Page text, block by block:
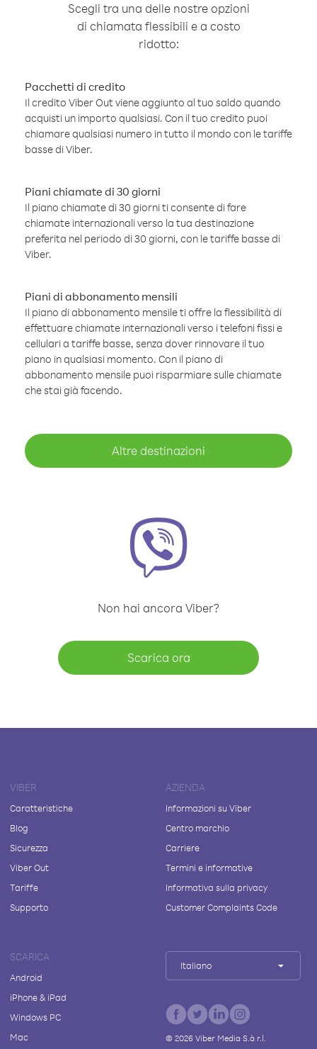
Scegli tra una delle nostre opzioni
di chiamata flessibili e a costo
ridotto:
Pacchetti di credito
Il credito Viber Out viene aggiunto al tuo saldo quando
acquisti un importo qualsiasi. Con il tuo credito puoi
chiamare qualsiasi numero in tutto il mondo con le tariffe
basse di Viber.
Piani chiamate di 30 giorni
Il piano chiamate di 30 giorni ti consente di fare
chiamate internazionali verso la tua destinazione
preferita nel periodo di 30 giorni, con le tariffe basse di
Viber.
Piani di abbonamento mensili
Il piano di abbonamento mensile ti offre la flessibilità di
effettuare chiamate internazionali verso i telefoni fissi e
cellulari a tariffe basse, senza dover rinnovare il tuo
piano in qualsiasi momento. Con il piano di
abbonamento mensile puoi risparmiare sulle chiamate
che stai già facendo.
Altre destinazioni
Non hai ancora Viber?
Scarica ora
VIBER
Caratteristiche
Blog
Sicurezza
Viber Out
Tariffe
Supporto
AZIENDA
Informazioni su Viber
Centro marchio
Carriere
Termini e informative
Informativa sulla privacy
Customer Complaints Code
SCARICA
Android
iPhone & iPad
Windows PC
Mac
Italiano
© 2026Viber Media S.à r.l.